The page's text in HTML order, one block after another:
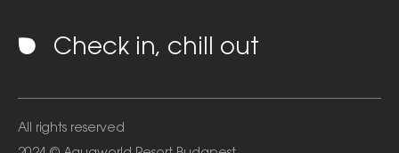
All rights reserved
Check in, chill out